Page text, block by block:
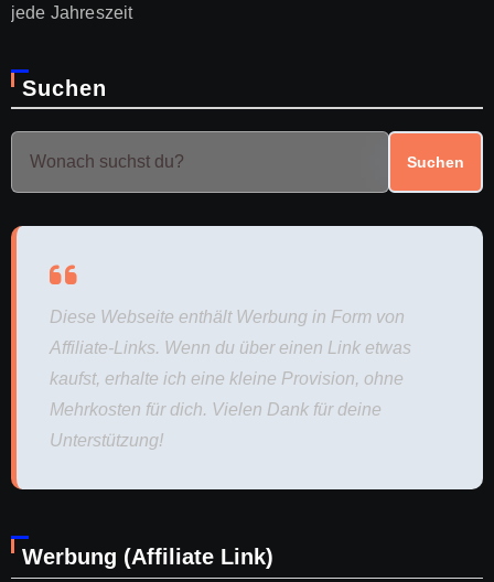
jede Jahreszeit
Suchen
Suchen
Diese Webseite enthält Werbung in Form von
Affiliate-Links. Wenn du über einen Link etwas
kaufst, erhalte ich eine kleine Provision, ohne
Mehrkosten für dich. Vielen Dank für deine
Unterstützung!
Werbung (Affiliate Link)